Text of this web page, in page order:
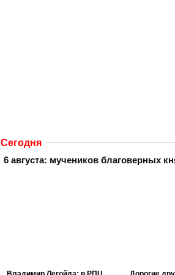
Сегодня
6 августа: мучеников благоверных